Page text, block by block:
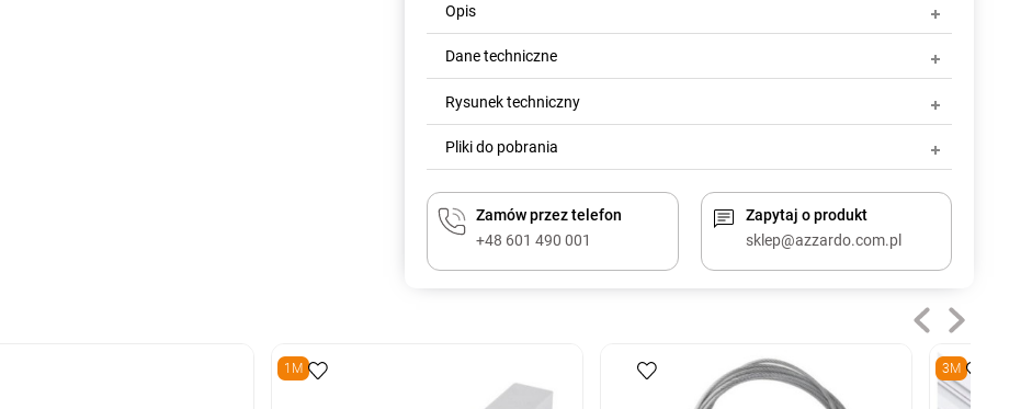
Opis
Dane techniczne
Rysunek techniczny
Pliki do pobrania
Zamów przez telefon
+48 601 490 001
Zapytaj o produkt
sklep@azzardo.com.pl
1M 3M